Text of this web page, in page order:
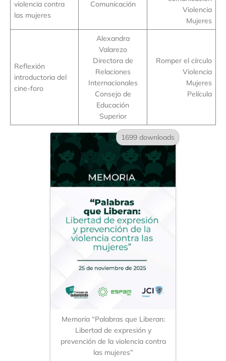
violencia contra
las mujeres
Comunicación
Violencia
Mujeres
Reflexión
introductoria del
cine-foro
Alexandra
Valarezo
Directora de
Relaciones
Internacionales
Consejo de
Educación
Superior
Romper el círculo
Violencia
Mujeres
Película
1699 downloads
Memoria “Palabras que Liberan:
Libertad de expresión y
prevención de la violencia contra
las mujeres”